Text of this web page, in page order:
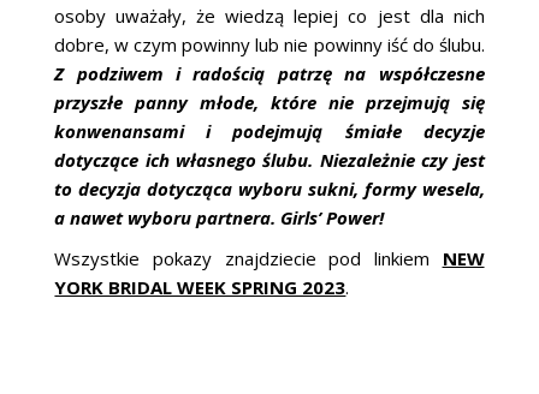
osoby uważały, że wiedzą lepiej co jest dla nich
dobre, w czym powinny lub nie powinny iść do ślubu.
Z podziwem i radością patrzę na współczesne
przyszłe panny młode, które nie przejmują się
konwenansami i podejmują śmiałe decyzje
dotyczące ich własnego ślubu. Niezależnie czy jest
to decyzja dotycząca wyboru sukni, formy wesela,
a nawet wyboru partnera. Girls’ Power!
Wszystkie pokazy znajdziecie pod linkiem NEW
YORK BRIDAL WEEK SPRING 2023.